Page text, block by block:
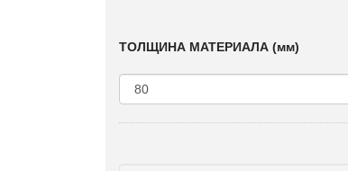
ТОЛЩИНА МАТЕРИАЛА (мм)